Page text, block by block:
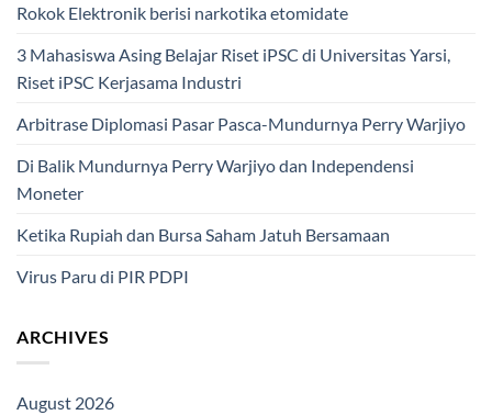
Rokok Elektronik berisi narkotika etomidate
3 Mahasiswa Asing Belajar Riset iPSC di Universitas Yarsi,
Riset iPSC Kerjasama Industri
Arbitrase Diplomasi Pasar Pasca-Mundurnya Perry Warjiyo
Di Balik Mundurnya Perry Warjiyo dan Independensi
Moneter
Ketika Rupiah dan Bursa Saham Jatuh Bersamaan
Virus Paru di PIR PDPI
ARCHIVES
August 2026